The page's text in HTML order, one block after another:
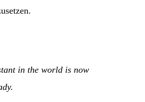
in the world is now